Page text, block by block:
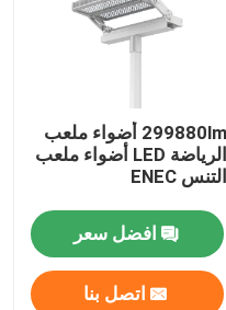
299880lm أضواء ملعب
الرياضة LED أضواء ملعب
التنس ENEC
افضل سعر
اتصل بنا